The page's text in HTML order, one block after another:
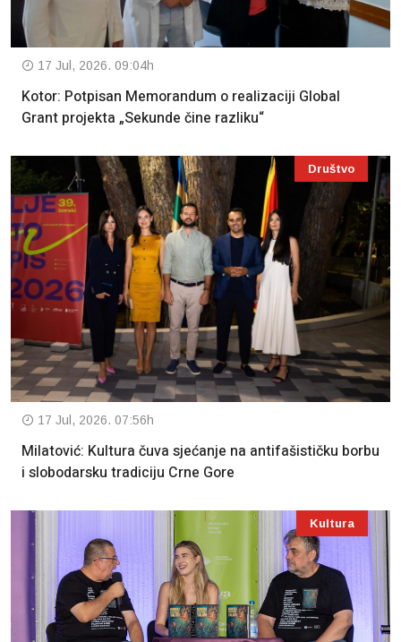
17 Jul, 2026. 09:04h
Kotor: Potpisan Memorandum o realizaciji Global
Grant projekta „Sekunde čine razliku“
Društvo
17 Jul, 2026. 07:56h
Milatović: Kultura čuva sjećanje na antifašističku borbu
i slobodarsku tradiciju Crne Gore
Kultura